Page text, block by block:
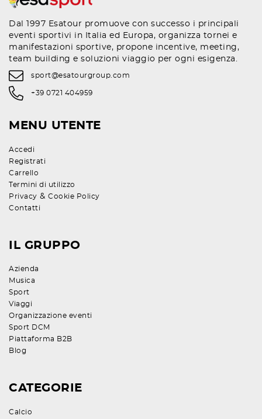
Dal 1997 Esatour promuove con successo i principali
eventi sportivi in Italia ed Europa, organizza tornei e
manifestazioni sportive, propone incentive, meeting,
team building e soluzioni viaggio per ogni esigenza.
sport@esatourgroup.com
+39 0721 404959
MENU UTENTE
Accedi
Registrati
Carrello
Termini di utilizzo
Privacy & Cookie Policy
Contatti
IL GRUPPO
Azienda
Musica
Sport
Viaggi
Organizzazione eventi
Sport DCM
Piattaforma B2B
Blog
CATEGORIE
Calcio